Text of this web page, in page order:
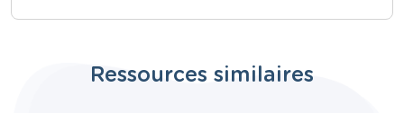
Ressources similaires